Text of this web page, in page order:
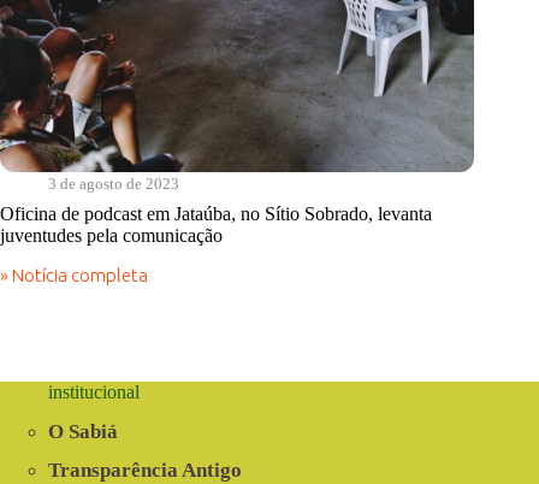
3 de agosto de 2023
Oficina de podcast em Jataúba, no Sítio Sobrado, levanta
juventudes pela comunicação
» Notícia completa
Oficina
no
Sobrado,
juventudes
institucional
O Sabiá
Transparência Antigo